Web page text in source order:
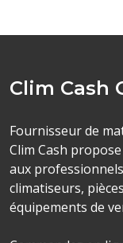
Clim Cash
Fournisseur de
Clim Cash
aux
climatiseurs,
équipements de